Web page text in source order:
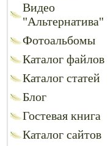
Видео
"Альтернатива"
Фотоальбомы
Каталог файлов
Каталог статей
Блог
Гостевая книга
Каталог сайтов